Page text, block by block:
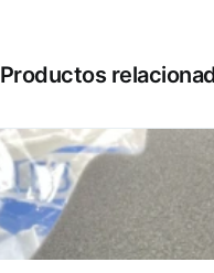
Productos